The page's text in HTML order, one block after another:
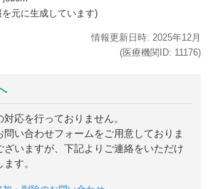
元に生成しています)
情報更新日時: 2025年12月
(医療機関ID: 11176)
応を行っておりません。
い合わせフォームをご用意しておりま
いますが、下記よりご連絡をいただけ
す。